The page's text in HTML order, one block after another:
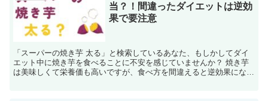
当？！間違ったダイエットは逆効
果で要注意
「スーパーの焼き芋 太る」と検索しているあなた、もしかしてダイ
エット中に焼き芋を食べることに不安を感じていませんか？ 焼き芋
は美味しくて栄養価も高いですが、食べ方を間違えると逆効果になる